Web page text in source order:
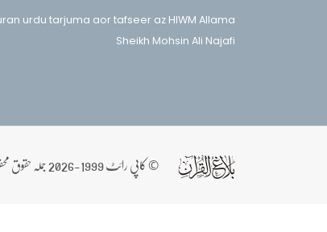
urdu tarjuma aor tafseer az HIWM Allama
Sheikh Mohsin Ali Najafi
© کاپی رائٹ 1999-2026 جملہ حقوق محفوظ ہیں۔